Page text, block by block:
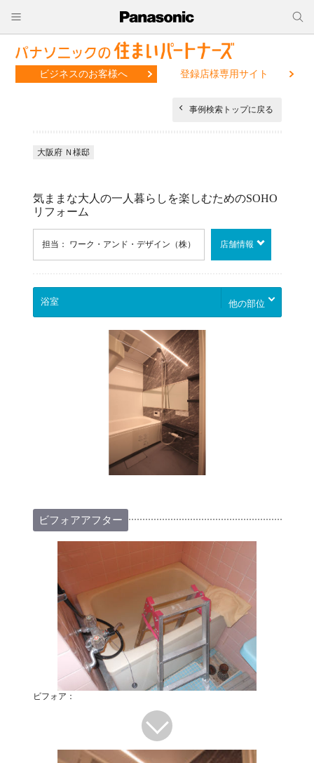
ビジネスのお客様へ 登録店様専用サイト
事例検索トップに戻る
大阪府 Ｎ様邸
気ままな大人の一人暮らしを楽しむためのSOHO
リフォーム
担当： ワーク・アンド・デザイン（株） 店舗情報
他の部位
ビフォアアフター
ビフォア：